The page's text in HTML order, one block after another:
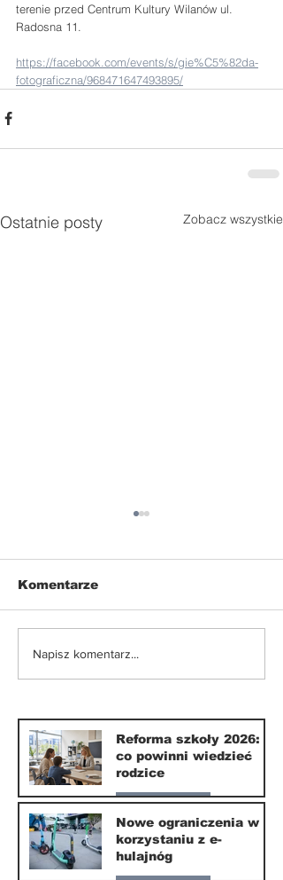
terenie przed Centrum Kultury Wilanów ul.
Radosna 11.
https://facebook.com/events/s/gie%C5%82da-
fotograficzna/968471647493895/
Ostatnie posty Zobacz wszystkie
Nowe ograniczenia w
Komentarze
Napisz komentarz...
Reforma szkoły 2026:
co powinni wiedzieć
rodzice
Nasze miasto
10 lip
Nowe ograniczenia w
korzystaniu z e-
hulajnóg